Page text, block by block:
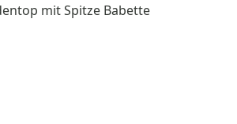
mit Spitze Babette